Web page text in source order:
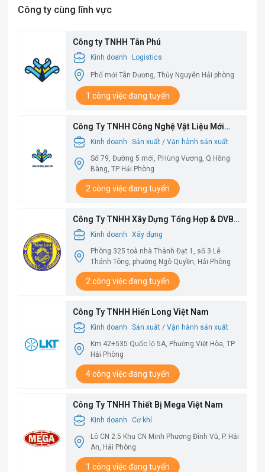
Công ty cùng lĩnh vực
Công ty TNHH Tân Phú
Kinh doanh Logistics
Phố mới Tân Dương, Thủy Nguyên Hải phòng
1 công việc đang tuyển
Công Ty TNHH Công Nghệ Vật Liệu Mới
Babysbreath
Kinh doanh
Sản xuất / Vận hành sản xuất
Số 79, Đường 5 mới, P.Hùng Vương, Q.Hồng
Bàng, TP Hải Phòng
2 công việc đang tuyển
Công Ty TNHH Xây Dựng Tổng Hợp & DVBV
Thăng Long
Kinh doanh
Xây dựng
Phòng 325 toà nhà Thành Đạt 1, số 3 Lê
Thánh Tông, phường Ngô Quyền, Hải Phòng
2 công việc đang tuyển
Công Ty TNHH Hiển Long Việt Nam
Kinh doanh
Sản xuất / Vận hành sản xuất
Km 42+535 Quốc lộ 5A, Phường Việt Hòa, TP
Hải Phòng
4 công việc đang tuyển
Công Ty TNHH Thiết Bị Mega Việt Nam
Kinh doanh
Cơ khí
Lô CN 2.5 Khu CN Minh Phương Đình Vũ, P. Hải
An, Hải Phòng
1 công việc đang tuyển